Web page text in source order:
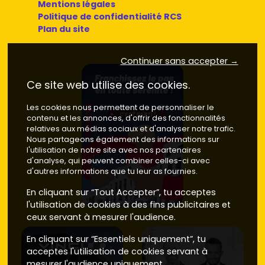
espaces extérieurs, dustationnement
maîtriséesgrâce aux dernières normes.
Prestations recherchées: ascenseur dans les petites
bien pensées,RT 2012/RE 2020, local vélos.
Des points qui valorisent ton achat à la revente comme à
la location.
Où chercher à Flavin et autour pour
élargir tes options
Centre-bourg de Flavin: pratique pour tout faire à
pied (écoles, commerces, services). Parfait si tu vises
une vie simple et unappartement neuf
louer.
Entrées de bourg et axes vers Rodez: les petites
résidences neuves se développent près des voies
bosses à Rodez, c'est idéal pour garder un bon
rythme.
Communes voisines: regarde aussi
Mentions légales
Politique de confidentialité RCS
Plan du site
Continuer sans accepter →
Ce site web utilise des cookies.
Les cookies nous permettent de personnaliser le
contenu et les annonces, d'offrir des fonctionnalités
relatives aux médias sociaux et d'analyser notre trafic.
Nous partageons également des informations sur
l'utilisation de notre site avec nos partenaires
d'analyse, qui peuvent combiner celles-ci avec
d'autres informations que tu leur as fournies.
En cliquant sur “Tout Accepter”, tu acceptes
l'utilisation de cookies à des fins publicitaires et
ceux servant à mesurer l'audience.
En cliquant sur “Essentiels uniquement”, tu
acceptes l'utilisation de cookies servant à